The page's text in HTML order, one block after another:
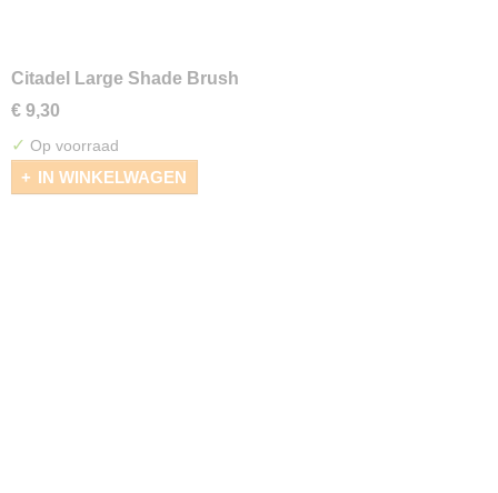
Citadel Large Shade Brush
€ 9,30
✓ Op voorraad
IN WINKELWAGEN